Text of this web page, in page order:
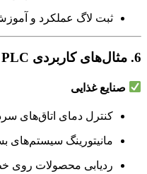
ثبت لاگ عملکرد و آموزش
6. مثال‌های کاربردی PLC در صنایع
صنایع غذایی
کنترل دمای اتاق‌های
مانیتورینگ سیستم‌های
ردیابی محصولات روی